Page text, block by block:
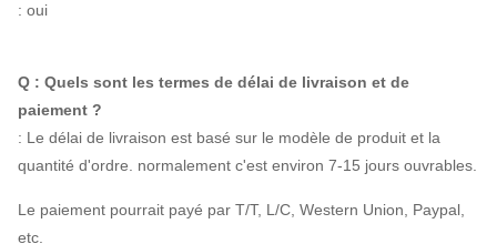
: oui
Q : Quels sont les termes de délai de livraison et de
paiement ?
: Le délai de livraison est basé sur le modèle de produit et la
quantité d'ordre. normalement c'est environ 7-15 jours ouvrables.
Le paiement pourrait payé par T/T, L/C, Western Union, Paypal,
etc.